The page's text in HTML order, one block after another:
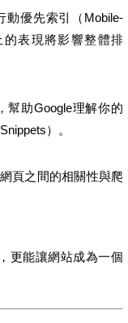
動優先索引（Mobile-
的表現將影響整體排
幫助Google理解你的
）。
頁之間的相關性與爬
更能讓網站成為一個